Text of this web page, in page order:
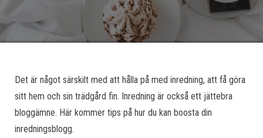
Det är något särskilt med att hålla på med inredning, att få göra
sitt hem och sin trädgård fin. Inredning är också ett jättebra
bloggämne. Här kommer tips på hur du kan boosta din
inredningsblogg.